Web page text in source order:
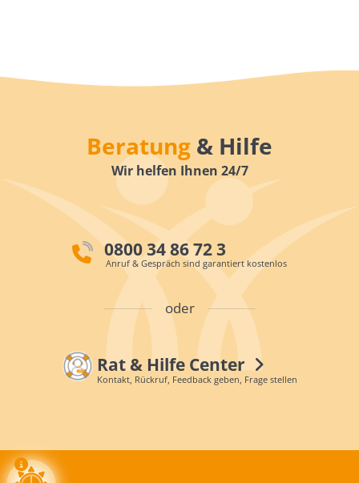
Beratung & Hilfe
Wir helfen Ihnen 24/7
0800 34 86 72 3
Anruf & Gespräch sind garantiert kostenlos
oder
Rat & Hilfe Center
Kontakt, Rückruf, Feedback geben, Frage stellen